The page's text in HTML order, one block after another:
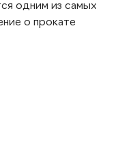
одним из самых
о прокате